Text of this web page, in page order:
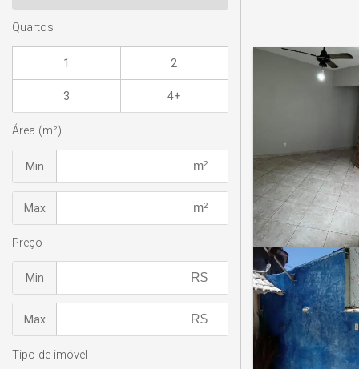
Quartos
1 2
3 4+
Área (m²)
Min
Max
Preço
Min
Max
Tipo de imóvel